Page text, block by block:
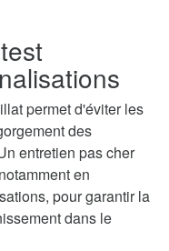
permet d'éviter les
des
entretien pas cher
en
pour garantir la
dans le